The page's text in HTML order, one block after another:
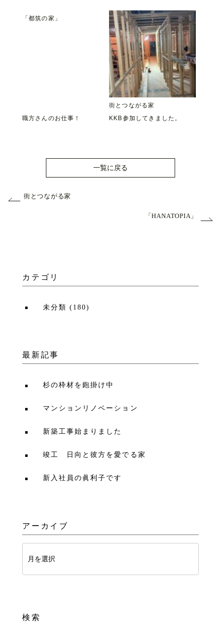
「都筑の家」
街とつながる家
職方さんのお仕事！
KKB参加してきました。
一覧に戻る
街とつながる家
「HANATOPIA」
カテゴリ
未分類 ( 180)
最新記事
杉の枠材を鉋掛け中
マンションリノベーション
新築工事始まりました
竣工 日向と彼方を愛でる家
新入社員の眞利子です
アーカイブ
検索